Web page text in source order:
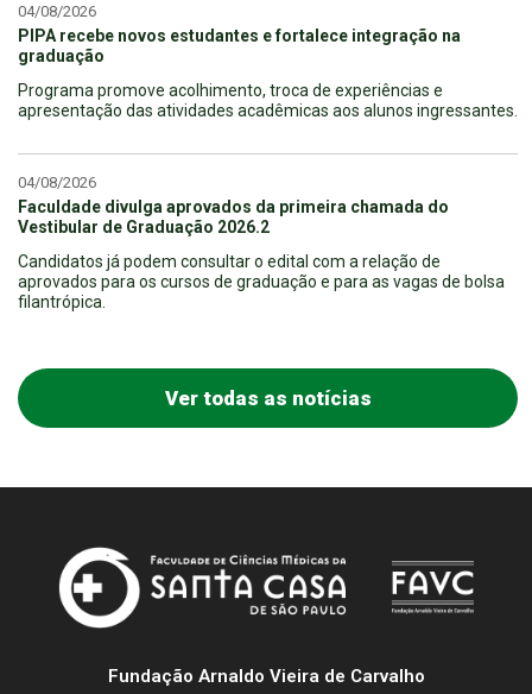
04/08/2026
PIPA recebe novos estudantes e fortalece integração na
graduação
Programa promove acolhimento, troca de experiências e
apresentação das atividades acadêmicas aos alunos ingressantes.
04/08/2026
Faculdade divulga aprovados da primeira chamada do
Vestibular de Graduação 2026.2
Candidatos já podem consultar o edital com a relação de
aprovados para os cursos de graduação e para as vagas de bolsa
filantrópica.
Ver todas as notícias
Fundação Arnaldo Vieira de Carvalho